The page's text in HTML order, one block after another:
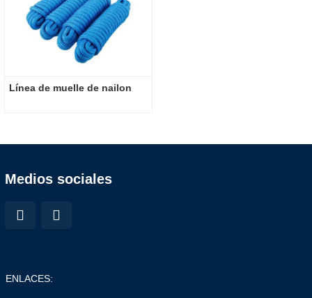
Línea de muelle de nailon
Medios sociales
ENLACES: